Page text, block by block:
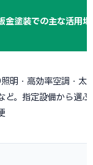
金塗装での主な活用場
明・高効率空調・太
ど。指定設備から選ぶ